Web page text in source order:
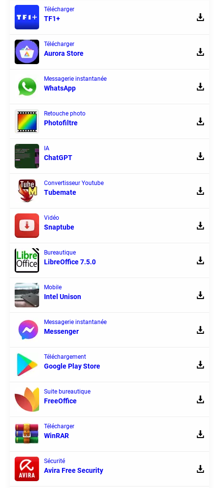
Télécharger
TF1+
Télécharger
Aurora Store
Messagerie instantanée
WhatsApp
Retouche photo
Photofiltre
IA
ChatGPT
Convertisseur Youtube
Tubemate
Vidéo
Snaptube
Bureautique
LibreOffice 7.5.0
Mobile
Intel Unison
Messagerie instantanée
Messenger
Téléchargement
Google Play Store
Suite bureautique
FreeOffice
Télécharger
WinRAR
Sécurité
Avira Free Security